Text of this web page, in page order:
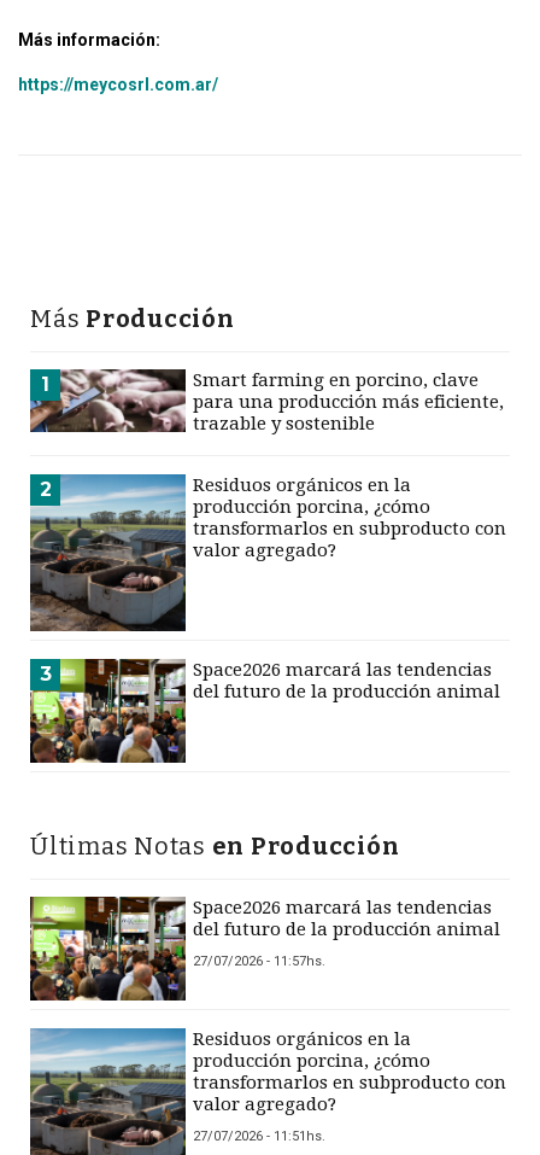
Más información:
https://meycosrl.com.ar/
Más Producción
1
Smart farming en porcino, clave
para una producción más eficiente,
trazable y sostenible
2
Residuos orgánicos en la
producción porcina, ¿cómo
transformarlos en subproducto con
valor agregado?
3
Space2026 marcará las tendencias
del futuro de la producción animal
Últimas Notas en Producción
Space2026 marcará las tendencias
del futuro de la producción animal
27/07/2026 - 11:57hs.
Residuos orgánicos en la
producción porcina, ¿cómo
transformarlos en subproducto con
valor agregado?
27/07/2026 - 11:51hs.